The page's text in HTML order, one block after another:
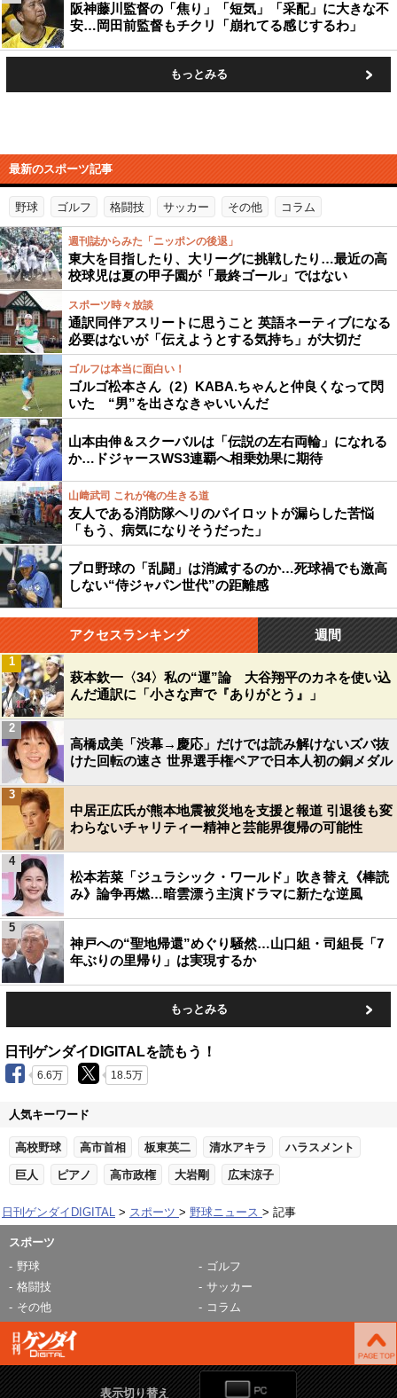
阪神藤川監督の「焦り」「短気」「采配」に大きな不
安…岡田前監督もチクリ「崩れてる感じするわ」
もっとみる
最新のスポーツ記事
野球 ゴルフ 格闘技 サッカー その他 コラム
週刊誌からみた「ニッポンの後退」
東大を目指したり、大リーグに挑戦したり…最近の高
校球児は夏の甲子園が「最終ゴール」ではない
スポーツ時々放談
通訳同伴アスリートに思うこと 英語ネーティブになる
必要はないが「伝えようとする気持ち」が大切だ
ゴルフは本当に面白い！
ゴルゴ松本さん（2）KABA.ちゃんと仲良くなって閃
いた “男”を出さなきゃいいんだ
山本由伸＆スクーバルは「伝説の左右両輪」になれる
か…ドジャースWS3連覇へ相乗効果に期待
山﨑武司 これが俺の生きる道
友人である消防隊ヘリのパイロットが漏らした苦悩
「もう、病気になりそうだった」
プロ野球の「乱闘」は消滅するのか…死球禍でも激高
しない“侍ジャパン世代”の距離感
アクセスランキング 週間
萩本欽一〈34〉私の“運”論 大谷翔平のカネを使い込
んだ通訳に「小さな声で『ありがとう』」
1
高橋成美「渋幕→慶応」だけでは読み解けないズバ抜
けた回転の速さ 世界選手権ペアで日本人初の銅メダル
2
中居正広氏が熊本地震被災地を支援と報道 引退後も変
わらないチャリティー精神と芸能界復帰の可能性
3
松本若菜「ジュラシック・ワールド」吹き替え《棒読
み》論争再燃…暗雲漂う主演ドラマに新たな逆風
4
神戸への“聖地帰還”めぐり騒然…山口組・司組長「7
年ぶりの里帰り」は実現するか
5
もっとみる
日刊ゲンダイDIGITALを読もう！
6.6万 18.5万
人気キーワード
高校野球 高市首相 板東英二 清水アキラ ハラスメント
巨人 ピアノ 高市政権 大岩剛 広末涼子
日刊ゲンダイDIGITAL スポーツ 野球ニュース 記事
スポーツ
野球
ゴルフ
格闘技
サッカー
その他
コラム
表示切り替え